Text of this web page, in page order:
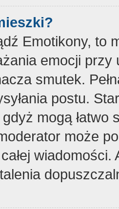
Emotikony, to
emocji
smutek.
postu.
mogą
może